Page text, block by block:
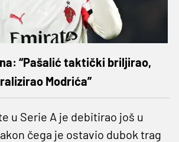
“Pašalić taktički briljirao,
Modrića”
u Serie A je debitirao još u
čega je ostavio dubok trag